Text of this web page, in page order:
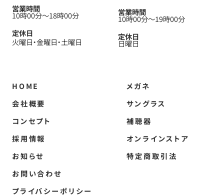
営業時間
10時00分〜18時00分
定休日
火曜日 金曜日 土曜日
営業時間
10時00分〜19時00分
定休日
日曜日
HOME
会社概要
コンセプト
採用情報
お知らせ
お問い合わせ
プライバシーポリシー
メガネ
サングラス
補聴器
オンラインストア
特定商取引法